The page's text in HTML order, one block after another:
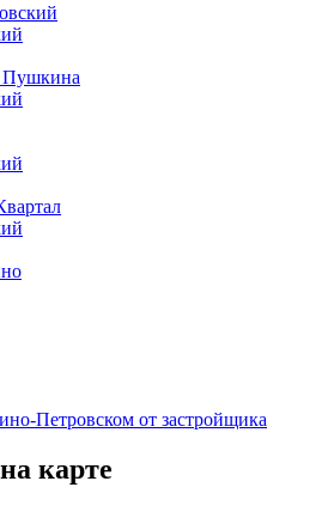
Пушкина
Петровском от застройщика
карте